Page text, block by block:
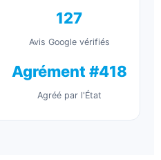
127
Avis Google vérifiés
Agrément #418
Agréé par l'État